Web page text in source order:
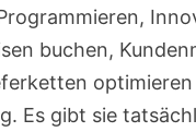
buchen,
optimieren
Es gibt sie